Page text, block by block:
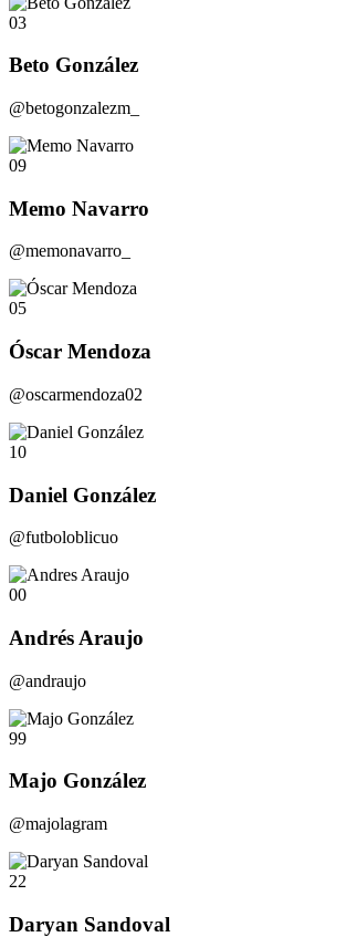
03
Beto González
@betogonzalezm_
09
Memo Navarro
@memonavarro_
05
Óscar Mendoza
@oscarmendoza02
10
Daniel González
@futboloblicuo
00
Andrés Araujo
@andraujo
99
Majo González
@majolagram
22
Daryan Sandoval